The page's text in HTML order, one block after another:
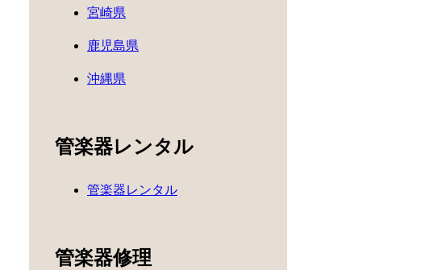
宮崎県
鹿児島県
沖縄県
管楽器レンタル
管楽器レンタル
管楽器修理